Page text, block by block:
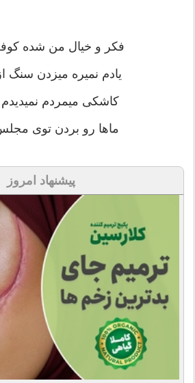
فکر و خیال من شده
یادم نمیره میزدن سنگ
کاشکی میمردم نمیدیدم
ماها رو بردن توی
پیشنهاد امروز